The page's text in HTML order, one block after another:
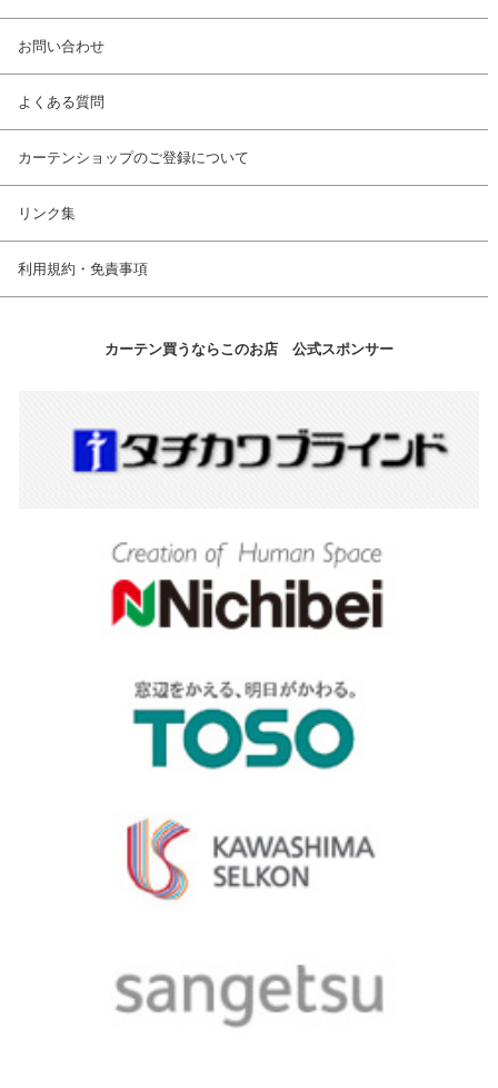
お問い合わせ
よくある質問
カーテンショップのご登録について
リンク集
利用規約・免責事項
カーテン買うならこのお店 公式スポンサー